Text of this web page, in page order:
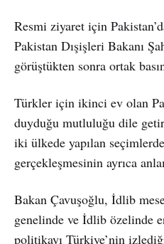
Resmi ziyaret için
Pakistan Dışişleri Bakanı
görüştükten sonra ortak
Türkler için ikinci ev olan
duyduğu mutluluğu dile
iki ülkede yapılan
gerçekleşmesinin ayrıca
Bakan Çavuşoğlu, İdlib
genelinde ve İdlib özelinde
politikayı Türkiye’nin